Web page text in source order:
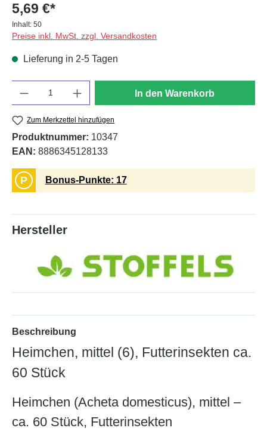
5,69 €*
Inhalt: 50
Preise inkl. MwSt. zzgl. Versandkosten
Lieferung in 2-5 Tagen
In den Warenkorb
Zum Merkzettel hinzufügen
Produktnummer: 10347
EAN: 8886345128133
P Bonus-Punkte: 17
Hersteller
Beschreibung
Heimchen, mittel (6), Futterinsekten ca.
60 Stück
Heimchen (Acheta domesticus), mittel –
ca. 60 Stück, Futterinsekten